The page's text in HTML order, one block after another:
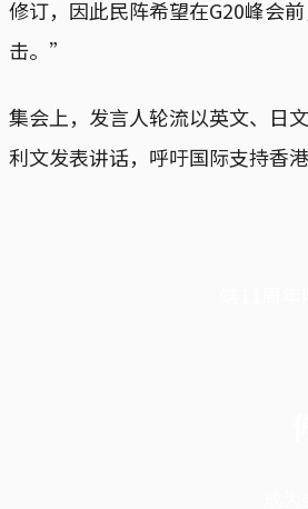
修订，因此民阵希望在G20峰会
击。”
集会上，发言人轮流以英文、日
利文发表讲话，呼吁国际支持香港